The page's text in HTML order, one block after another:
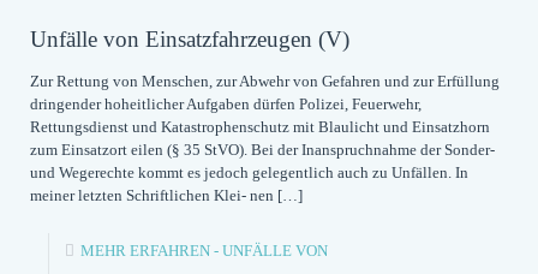
Unfälle von Einsatzfahrzeugen (V)
Zur Rettung von Menschen, zur Abwehr von Gefahren und zur Erfüllung
dringender hoheitlicher Aufgaben dürfen Polizei, Feuerwehr,
Rettungsdienst und Katastrophenschutz mit Blaulicht und Einsatzhorn
zum Einsatzort eilen (§ 35 StVO). Bei der Inanspruchnahme der Sonder-
und Wegerechte kommt es jedoch gelegentlich auch zu Unfällen. In
meiner letzten Schriftlichen Klei- nen […]
MEHR ERFAHREN - UNFÄLLE VON